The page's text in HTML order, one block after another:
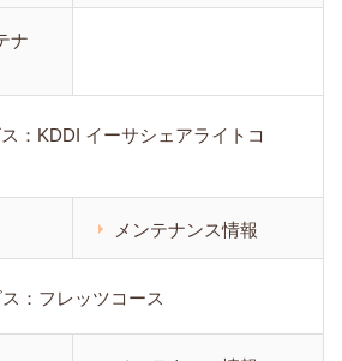
ナ
：KDDI イーサシェアライトコ
メンテナンス情報
：フレッツコース